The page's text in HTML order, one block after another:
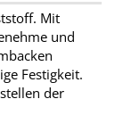
Mit
und
Festigkeit.
der